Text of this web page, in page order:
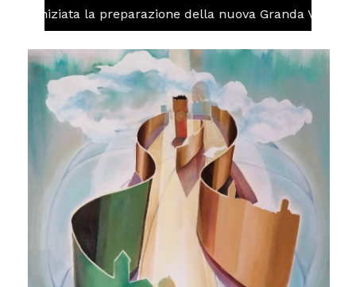
iniziata la preparazione della nuova Granda Volley